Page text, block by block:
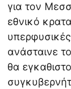
για τον
εθνικό
υπερφυσικές
ανάσταινε
θα